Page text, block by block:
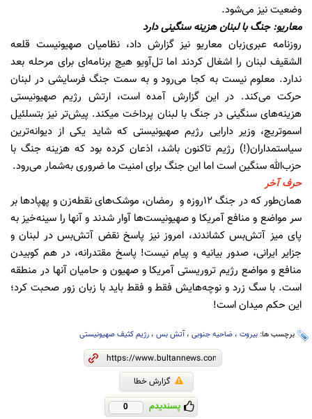
وضعیت نیز می‌شود.
معاریو: جنگ با لبنان هزینه سنگینی دارد
روزنامه عبری‌زبان معاریو نیز گزارش داد، نظامیان صهیونیست قلعه
الشقیف لبنان را اشغال کردند اما تل‌آویو هیچ برنامه‌ای برای مرحله بعد
ندارد. معلوم نیست به کجا می‌رود و به سمت جنگ فرسایشی در لبنان
حرکت می‌کند. در این گزارش آمده است، ارتش رژیم صهیونیستی
هزینه‌های سنگینی در جنگ با لبنان پرداخت می‎کند. پیش‌تر نیز بتسلئیل
اسموتریچ، وزیر دارایی رژیم صهیونیستی که شاید یکی از دیوانه‌ترین
سیاستمداران(!) رژیم تاکنون باشد، اذعان کرده بود که هزینه جنگ با
حزب‌الله سنگین است اما این جنگ برای امنیت ما ضروری به‌شمار می‌رود.
حرف آخر
همان‌طور که در جنگ 12روزه و رمضان، موشک‌های نقطه‌زن و پهپادها بر
سر مواضع و منافع آمریکا و صهیونیست‌ها آوار شدند و آنها را سینه‌خیز به
پای میز آتش‌بس کشاندند، امروز نیز پاسخ نقض آتش‌بس در لبنان و
جزایر ایرانی، صدور بیانیه و پیام نیست! پاسخ مقتدرانه، در هم کوبیدن
منافع و مواضع رژیم تروریستی آمریکا و صهیون و حامیان آنها در منطقه
است. با سگ زرد و نوچه‌هایش فقط و فقط باید با زبان زور صحبت کرد؛
این حکم میدان است!
برچسب ها: بیروت ، ضاحیه جنوبی ، آتش بس ، رژیم کثیف صهیونیستی
گزارش خطا
پسندیدم 0